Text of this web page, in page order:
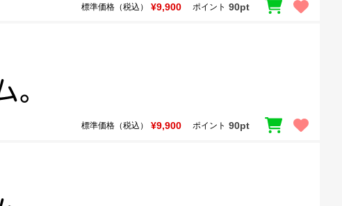
標準価格（税込） ¥9,900 ポイント 90pt
標準価格（税込） ¥9,900 ポイント 90pt